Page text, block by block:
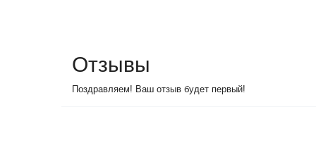
Отзывы
Поздравляем! Ваш отзыв будет первый!